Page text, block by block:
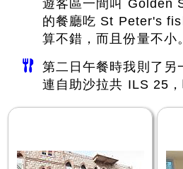
遊客區一間叫 Golden
的餐廳吃 St Peter's
算不錯，而且份量不小。
第二日午餐時我則了另
連自助沙拉共 ILS 25，